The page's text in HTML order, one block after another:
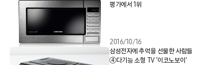
평가에서 1위
2016/10/16
삼성전자에 추억을 선물한 사람들
④다기능 소형 TV ‘이코노보이’